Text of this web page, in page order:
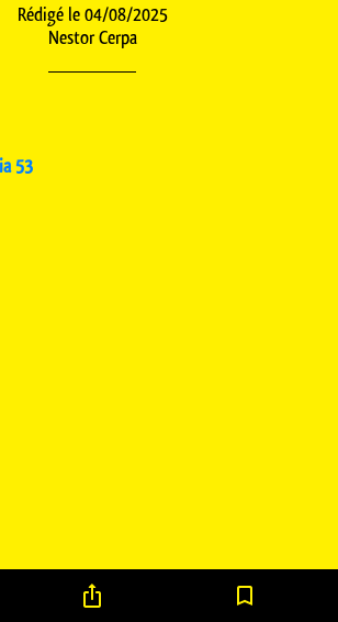
Rédigé le 04/08/2025
Nestor Cerpa
53